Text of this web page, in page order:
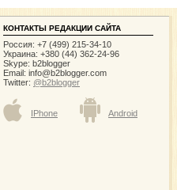
КОНТАКТЫ РЕДАКЦИИ САЙТА
Россия: +7 (499) 215-34-10
Украина: +380 (44) 362-24-96
Skype: b2blogger
Email: info@b2blogger.com
Twitter: @b2blogger
IPhone Android